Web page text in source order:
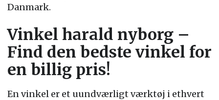
Danmark.
Vinkel harald nyborg –
Find den bedste vinkel for
en billig pris!
En vinkel er et uundværligt værktøj i ethvert